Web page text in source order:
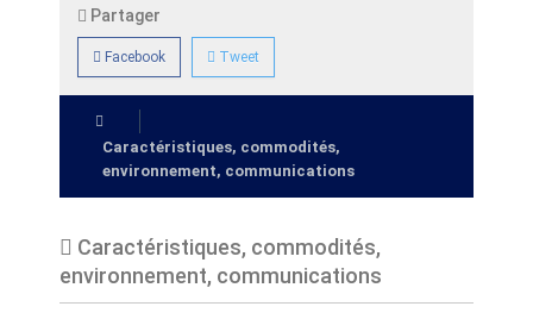
Partager
Facebook Tweet
Caractéristiques, commodités,
environnement, communications
Caractéristiques, commodités,
environnement, communications